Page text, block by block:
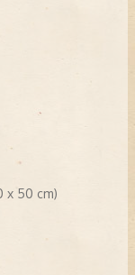
x 50 cm)